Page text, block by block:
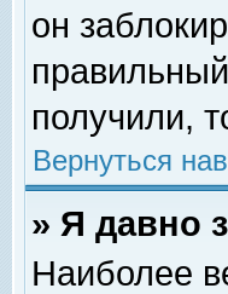
он
получили,
Вернуться
» Я давно
Наиболее